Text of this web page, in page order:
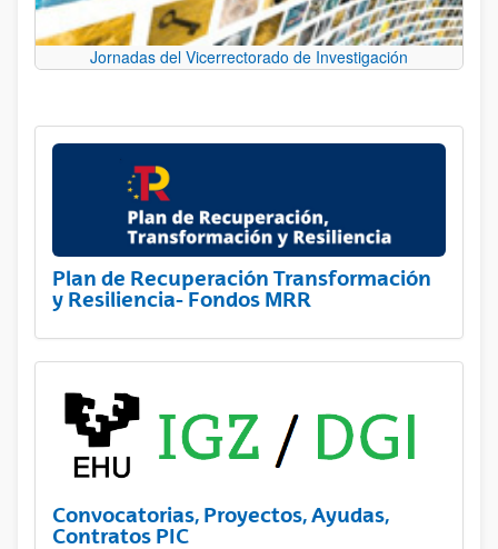
Jornadas del Vicerrectorado de Investigación
Plan de Recuperación Transformación
y Resiliencia- Fondos MRR
Convocatorias, Proyectos, Ayudas,
Contratos PIC